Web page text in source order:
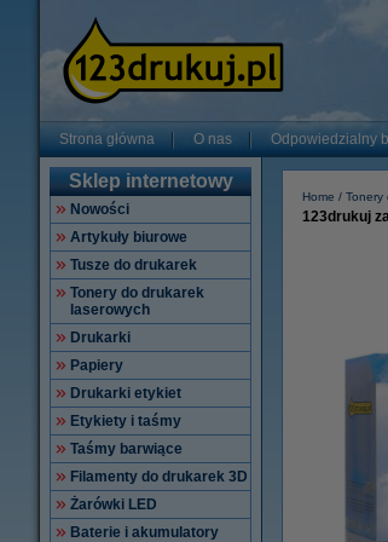
Strona główna O nas Odpowiedzialny
Sklep internetowy
Nowości
Artykuły biurowe
Tusze do drukarek
Tonery do drukarek
laserowych
Drukarki
Papiery
Drukarki etykiet
Etykiety i taśmy
Taśmy barwiące
Filamenty do drukarek 3D
Żarówki LED
Baterie i akumulatory
Home Tonery
123drukuj